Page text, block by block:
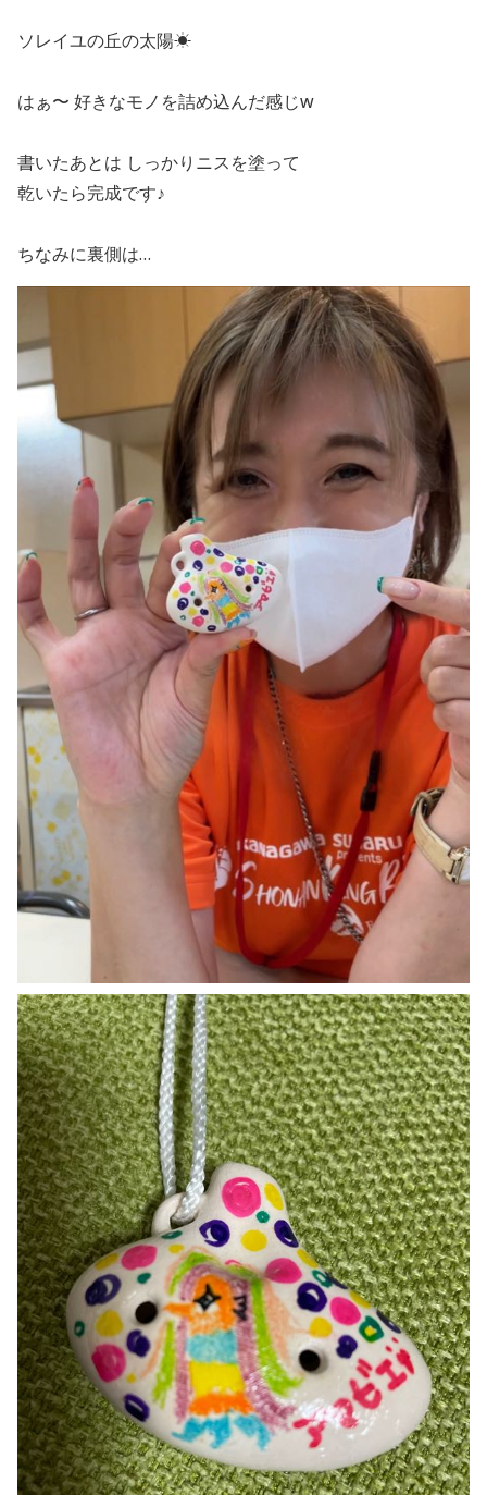
ソレイユの丘の太陽☀
はぁ〜 好きなモノを詰め込んだ感じw
書いたあとは しっかりニスを塗って
乾いたら完成です♪
ちなみに裏側は…